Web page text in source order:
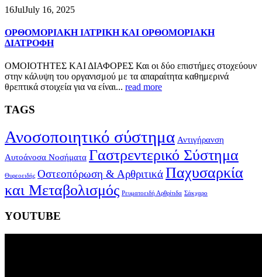
16JulJuly 16, 2025
ΟΡΘΟΜΟΡΙΑΚΗ ΙΑΤΡΙΚΗ ΚΑΙ ΟΡΘΟΜΟΡΙΑΚΗ
ΔΙΑΤΡΟΦΗ
ΟΜΟΙΟΤΗΤΕΣ ΚΑΙ ΔΙΑΦΟΡΕΣ Και οι δύο επιστήμες στοχεύουν
στην κάλυψη του οργανισμού με τα απαραίτητα καθημερινά
θρεπτικά στοιχεία για να είναι... read more
TAGS
Ανοσοποιητικό σύστημα Αντιγήρανση
Αυτοάνοσα Νοσήματα Γαστρεντερικό Σύστημα
Θυρεοειδής Οστεοπόρωση & ΑρθριτικάΠαχυσαρκία
και Μεταβολισμός Ρευματοειδή Αρθρίτιδα Σάκχαρο
YOUTUBE